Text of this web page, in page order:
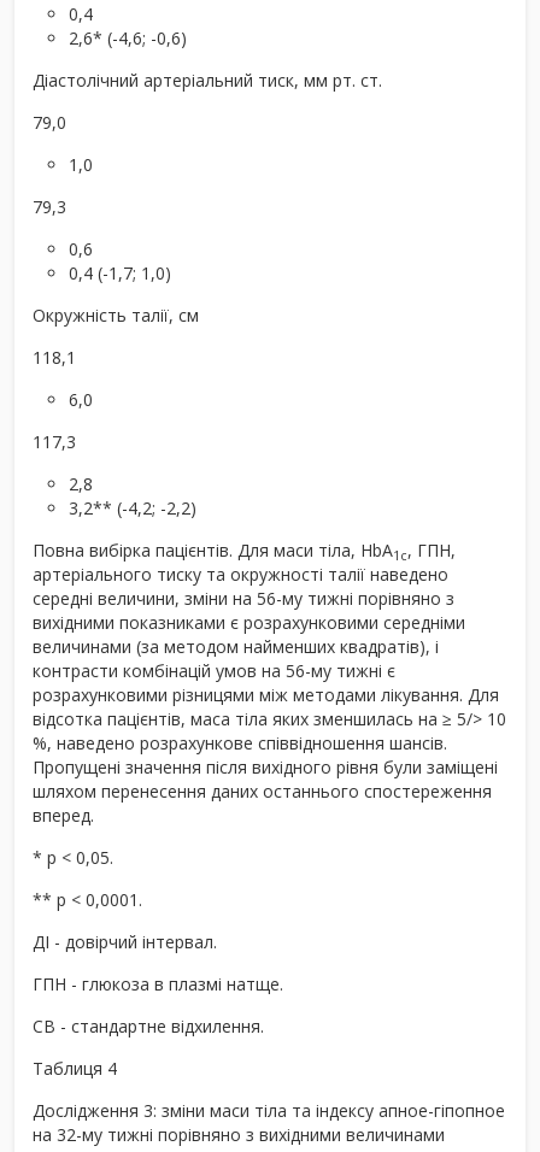
0,4
2,6* (-4,6; -0,6)
Діастолічний артеріальний тиск, мм рт. ст.
79,0
1,0
79,3
0,6
0,4 (-1,7; 1,0)
Окружність талії, см
118,1
6,0
117,3
2,8
3,2** (-4,2; -2,2)
Повна вибірка пацієнтів. Для маси тіла, HbA1c, ГПН,
артеріального тиску та окружності талії наведено
середні величини, зміни на 56-му тижні порівняно з
вихідними показниками є розрахунковими середніми
величинами (за методом найменших квадратів), і
контрасти комбінацій умов на 56-му тижні є
розрахунковими різницями між методами лікування. Для
відсотка пацієнтів, маса тіла яких зменшилась на ≥ 5/> 10
%, наведено розрахункове співвідношення шансів.
Пропущені значення після вихідного рівня були заміщені
шляхом перенесення даних останнього спостереження
вперед.
* p < 0,05.
** p < 0,0001.
ДІ - довірчий інтервал.
ГПН - глюкоза в плазмі натще.
СВ - стандартне відхилення.
Таблиця 4
Дослідження 3: зміни маси тіла та індексу апное-гіпопное
на 32-му тижні порівняно з вихідними величинами